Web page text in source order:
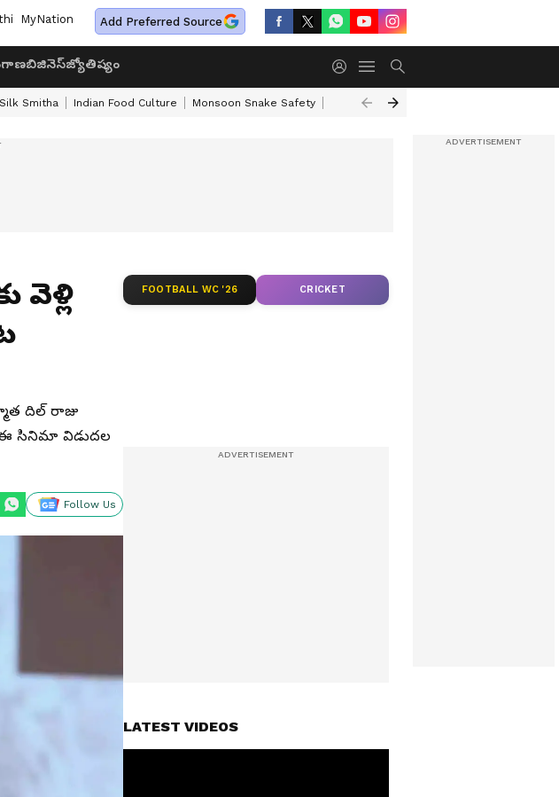
MyNation Add Preferred Source
బిజినెస్జ్యోతిష్యం
Silk Smitha Indian Food Culture Monsoon Snake Safety Akkineni Nageswara Rao
వెళ్లి
దిల్ రాజు
ఈ సినిమా విడుదల
Follow Us
FOOTBALL WC '26 CRICKET
LATEST VIDEOS